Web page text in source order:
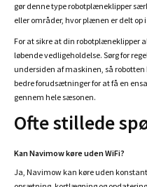
gør denne type robotplæneklipper
eller områder, hvor plænen er delt op i
For at sikre at din robotplæneklipper
løbende vedligeholdelse. Sørg for
undersiden af maskinen, så
bedre forudsætninger for at få en
gennem hele sæsonen.
Ofte stillede
Kan Navimow køre uden WiFi?
Ja, Navimow kan køre uden